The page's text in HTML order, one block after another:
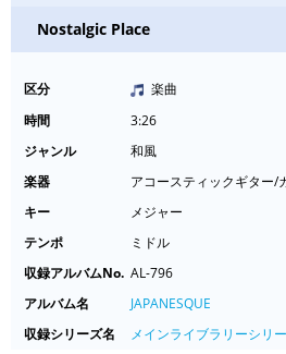
Nostalgic Place
区分
楽曲
時間
3:26
ジャンル
和風
楽器
アコースティックギター
キー
メジャー
テンポ
ミドル
収録アルバムNo. AL-796
アルバム名
JAPANESQUE
収録シリーズ名
メインライブラリーシリー